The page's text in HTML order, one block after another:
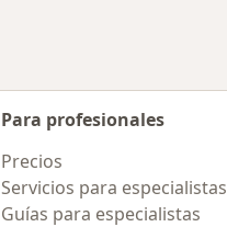
Para profesionales
Precios
Servicios para especialistas
Guías para especialistas